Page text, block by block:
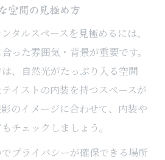
空間の見極め方
タルスペースを見極めるには、
った雰囲気・背景が重要です。
、自然光がたっぷり入る空間
イストの内装を持つスペースが
のイメージに合わせて、内装や
チェックしましょう。
プライバシーが確保できる場所